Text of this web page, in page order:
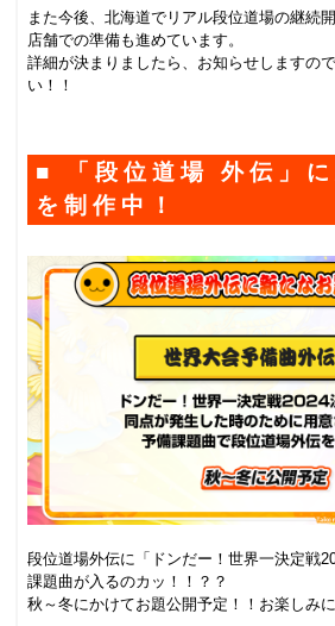
また今後、北海道でリアル段位道場の継続
店舗での準備も進めています。
詳細が決まりましたら、お知らせしますの
い！！
■ 「段位道場 外伝」に
を制作中！
段位道場外伝に「ドンだー！世界一決定戦
課題曲が入るのカッ！！？？
秋～冬にかけてお題公開予定！！お楽しみ